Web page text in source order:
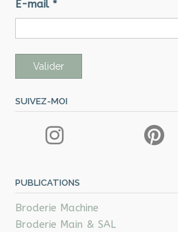
E-mail *
SUIVEZ-MOI
PUBLICATIONS
Broderie Machine
Broderie Main & SAL